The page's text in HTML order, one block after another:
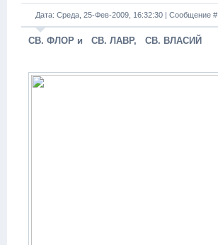
Дата: Среда, 25-Фев-2009, 16:32:30 | Сообщение #
СВ. ФЛОР и СВ. ЛАВР, СВ. ВЛАСИЙ